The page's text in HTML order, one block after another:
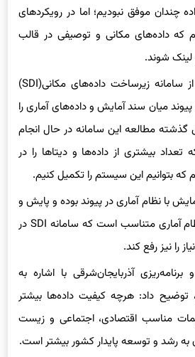
که داده‌های مکانی و توصیفی در قالب
لینک شوند.
استان، گفت: سامانه SDI پیوند میان سند آمایش و داده‌های آماری را
گذشته مطالعه این سامانه در حال انجام
تعداد بیشتری از داده‌ها و دیتاها را در
که بتوانیم این سیستم را تکمیل کنیم.
با نظام آماری در پیوند بوده و پایش و
رصد آن نیز نیازمند یک نظام آماری متناسب است که سامانه SDI در
را نیز رفع کند.
آذربایجان‌شرقی با اشاره به
توضیح داد: هرچه کیفیت داده‌ها بیشتر
مناسب اقتصادی، اجتماعی و زیست
رشد و توسعه پایدار کشور بیشتر است.
صورت گرفته سهم داده‌های با